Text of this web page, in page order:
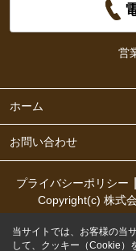
営
ホーム
お問い合わせ
プライバシーポリシー
Copyright(c) 株式
当サイトでは、お客様の当
して、クッキー（Cookie）